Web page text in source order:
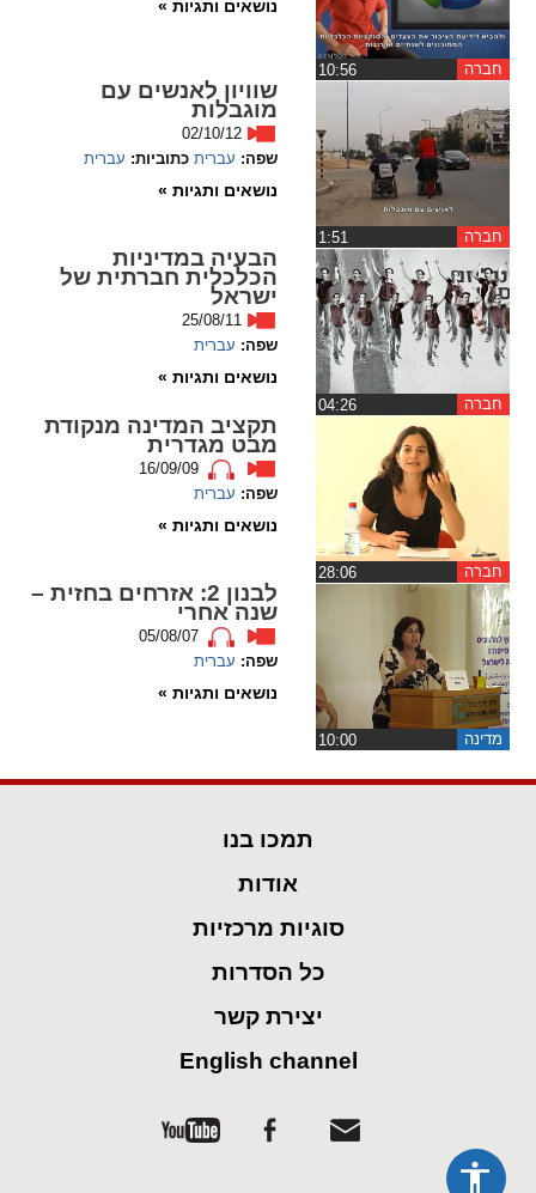
cached
ההגדרות
משוב
חברה
נושאים ותגיות »
חברה
שוויון לאנשים עם
מוגבלות
02/10/12
שפה: עברית כתוביות: עברית
נושאים ותגיות »
חברה
הבעיה במדיניות
הכלכלית חברתית של
ישראל
25/08/11
שפה: עברית
נושאים ותגיות »
חברה
תקציב המדינה מנקודת
מבט מגדרית
16/09/09
שפה: עברית
נושאים ותגיות »
מדינה
לבנון 2: אזרחים בחזית –
שנה אחרי
05/08/07
שפה: עברית
נושאים ותגיות »
תמכו בנו
אודות
סוגיות מרכזיות
כל הסדרות
יצירת קשר
English channel